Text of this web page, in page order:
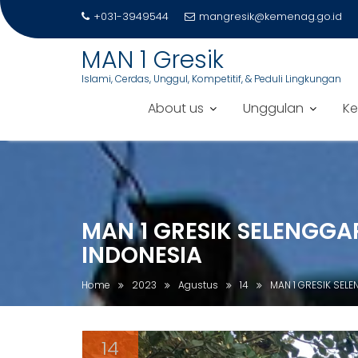
n
+031-3949544 mangresik@kemenag.go.id
MAN 1 Gresik
Islami, Cerdas, Unggul, Kompetitif, & Peduli Lingkungan
About us Unggulan
MAN 1 GRESIK
INDONESIA
Home 2023 Agustus 14 MAN 1 GRESIK
14